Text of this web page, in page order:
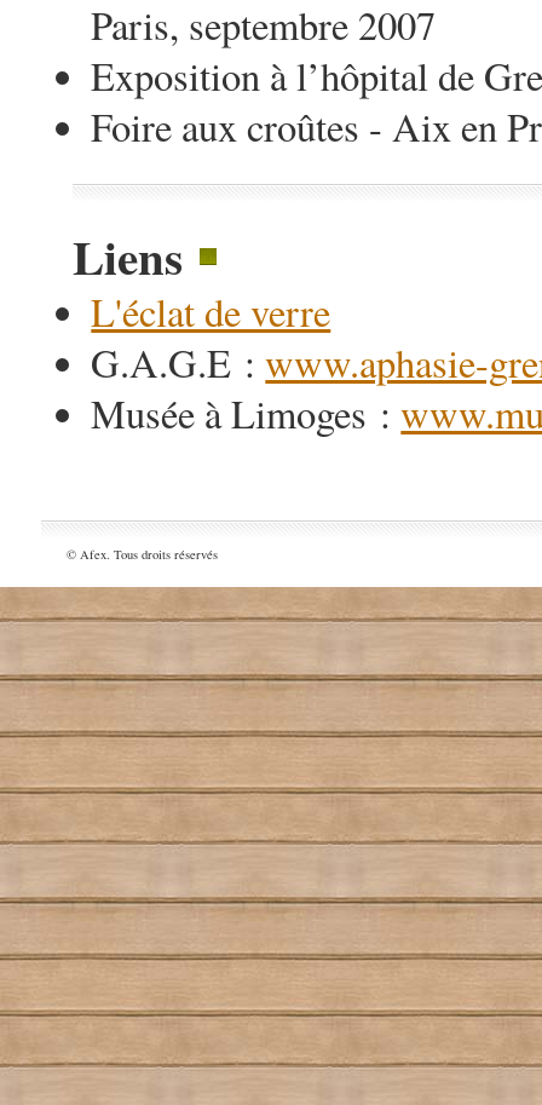
Paris, septembre 2007
Exposition à l’hôpital de
Foire aux croûtes - Aix en
Liens
L'éclat de verre
G.A.G.E :www.aphasie-
Musée à Limoges :
© Afex. Tous droits réservés